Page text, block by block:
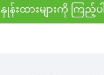
နှုန်းထားများကို ကြည့်ပါ